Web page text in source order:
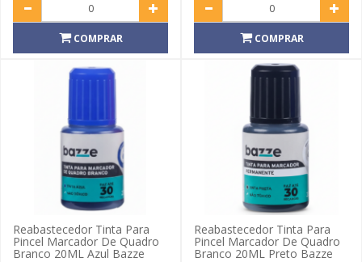
COMPRAR COMPRAR
Reabastecedor Tinta Para
Pincel Marcador De Quadro
Branco 20ML Azul Bazze
Reabastecedor Tinta Para
Pincel Marcador De Quadro
Branco 20ML Preto Bazze